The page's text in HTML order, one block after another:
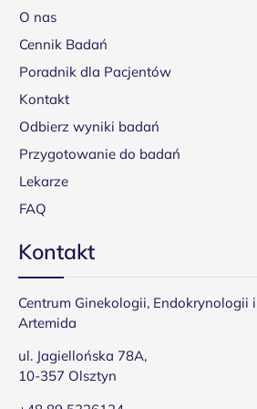
O nas
Cennik Badań
Poradnik dla Pacjentów
Kontakt
Odbierz wyniki badań
Przygotowanie do badań
Lekarze
FAQ
Kontakt
Centrum Ginekologii, Endokrynologii
Artemida
ul. Jagiellońska 78A,
10-357 Olsztyn